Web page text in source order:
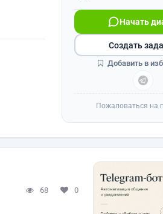
Начать
Создать
Добавить в
Пожаловаться на
68 0